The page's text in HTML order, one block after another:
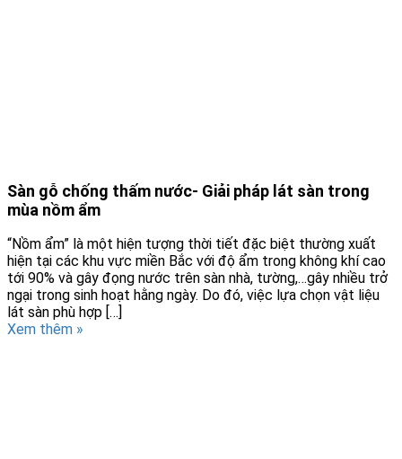
Sàn gỗ chống thấm nước- Giải pháp lát sàn trong
mùa nồm ẩm
“Nồm ẩm” là một hiện tượng thời tiết đặc biệt thường xuất
hiện tại các khu vực miền Bắc với độ ẩm trong không khí cao
tới 90% và gây đọng nước trên sàn nhà, tường,…gây nhiều trở
ngại trong sinh hoạt hằng ngày. Do đó, việc lựa chọn vật liệu
lát sàn phù hợp […]
Xem thêm »